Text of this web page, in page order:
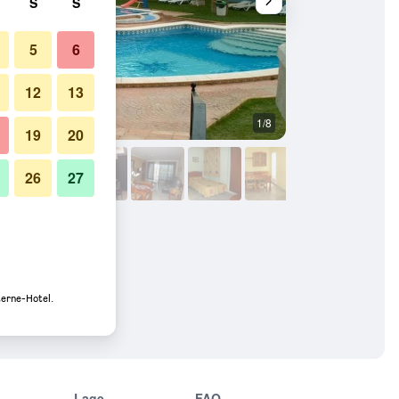
1/8
5 6
12 13
19 20
26 27
Hotel.